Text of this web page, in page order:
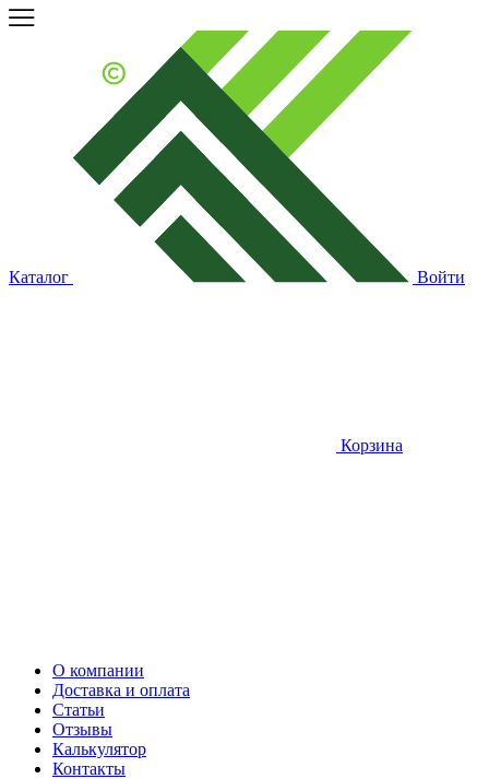
Каталог Войти
Корзина
О компании
Доставка и оплата
Статьи
Отзывы
Калькулятор
Контакты